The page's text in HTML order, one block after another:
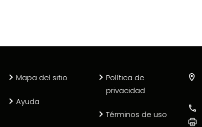
Mapa del sitio
Ayuda
Política de
privacidad
Términos de uso